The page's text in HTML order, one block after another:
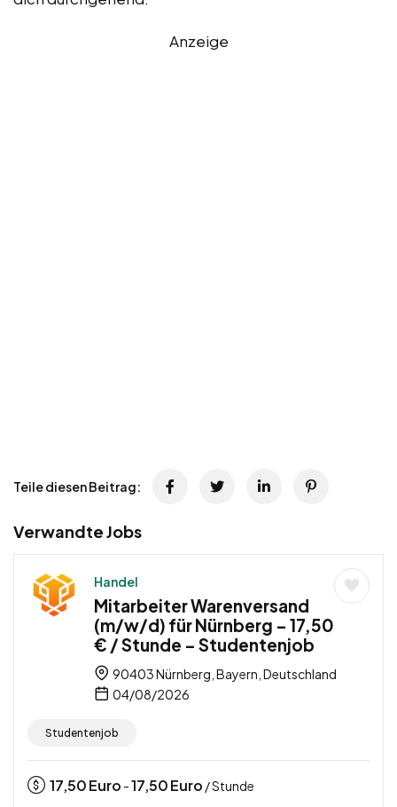
Anzeige
Teile diesen Beitrag:
Verwandte Jobs
Handel
Mitarbeiter Warenversand
(m/w/d) für Nürnberg – 17,50
€ / Stunde – Studentenjob
90403 Nürnberg, Bayern, Deutschland
04/08/2026
Studentenjob
17,50Euro -17,50Euro / Stunde